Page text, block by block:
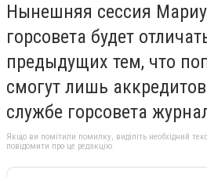
Нынешняя сессия
горсовета будет
предыдущих тем, что
смогут лишь
службе горсовета
Якщо ви помітили помилку, виділіть необхідний
повідомити про це редакцію